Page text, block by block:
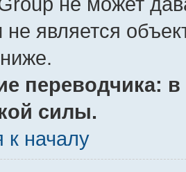
не является
переводчика:
силы.
к началу